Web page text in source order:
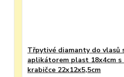
Třpytivé diamanty do vlasů
aplikátorem plast 18x4cm s
krabičce 22x12x5,5cm